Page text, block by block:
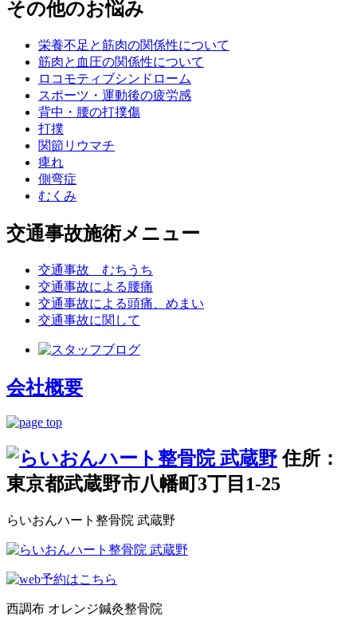
その他のお悩み
栄養不足と筋肉の関係性について
筋肉と血圧の関係性について
ロコモティブシンドローム
スポーツ・運動後の疲労感
背中・腰の打撲傷
打撲
関節リウマチ
痺れ
側弯症
むくみ
交通事故施術メニュー
交通事故 むちうち
交通事故による腰痛
交通事故による頭痛、めまい
交通事故に関して
会社概要
住所：
東京都武蔵野市八幡町3丁目1-25
らいおんハート整骨院 武蔵野
西調布 オレンジ鍼灸整骨院